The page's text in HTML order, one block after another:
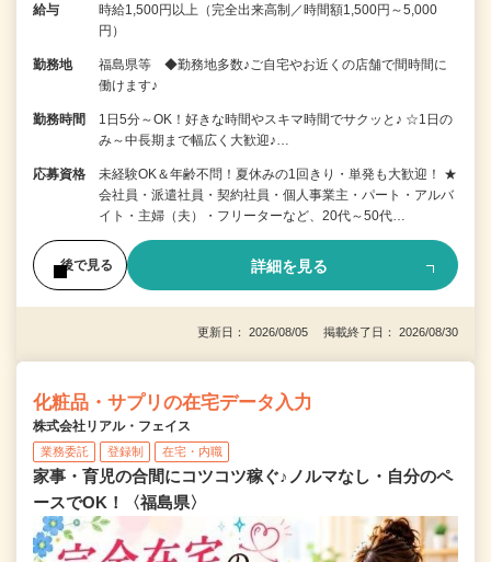
給与
時給1,500円以上（完全出来高制／時間額1,500円～5,000
円）
勤務地
福島県等 ◆勤務地多数♪ご自宅やお近くの店舗で間時間に
働けます♪
勤務時間
1日5分～OK！好きな時間やスキマ時間でサクッと♪ ☆1日の
み～中長期まで幅広く大歓迎♪…
応募資格
未経験OK＆年齢不問！夏休みの1回きり・単発も大歓迎！ ★
会社員・派遣社員・契約社員・個人事業主・パート・アルバ
イト・主婦（夫）・フリーターなど、20代～50代…
後で見る 詳細を見る
更新日： 2026/08/05 掲載終了日： 2026/08/30
化粧品・サプリの在宅データ入力
株式会社リアル・フェイス
業務委託 登録制 在宅・内職
家事・育児の合間にコツコツ稼ぐ♪ノルマなし・自分のペ
ースでOK！〈福島県〉